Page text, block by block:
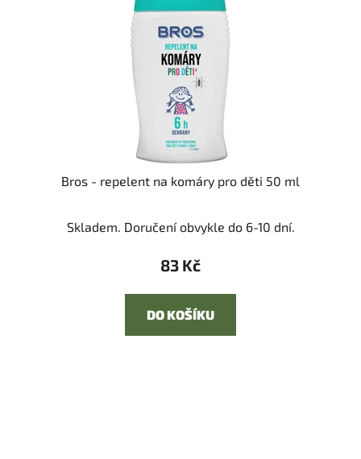
Bros - repelent na komáry pro děti 50 ml
Skladem. Doručení obvykle do 6-10 dní.
83 Kč
DO KOŠÍKU